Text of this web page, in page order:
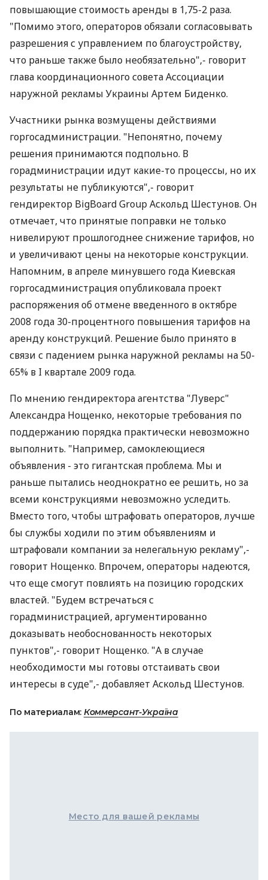
повышающие стоимость аренды в 1,75-2 раза.
"Помимо этого, операторов обязали согласовывать
разрешения с управлением по благоустройству,
что раньше также было необязательно",- говорит
глава координационного совета Ассоциации
наружной рекламы Украины Артем Биденко.
Участники рынка возмущены действиями
горгосадминистрации. "Непонятно, почему
решения принимаются подпольно. В
горадминистрации идут какие-то процессы, но их
результаты не публикуются",- говорит
гендиректор BigBoard Group Аскольд Шестунов. Он
отмечает, что принятые поправки не только
нивелируют прошлогоднее снижение тарифов, но
и увеличивают цены на некоторые конструкции.
Напомним, в апреле минувшего года Киевская
горгосадминистрация опубликовала проект
распоряжения об отмене введенного в октябре
2008 года 30-процентного повышения тарифов на
аренду конструкций. Решение было принято в
связи с падением рынка наружной рекламы на 50-
65% в I квартале 2009 года.
По мнению гендиректора агентства "Луверс"
Александра Нощенко, некоторые требования по
поддержанию порядка практически невозможно
выполнить. "Например, самоклеющиеся
объявления - это гигантская проблема. Мы и
раньше пытались неоднократно ее решить, но за
всеми конструкциями невозможно уследить.
Вместо того, чтобы штрафовать операторов, лучше
бы службы ходили по этим объявлениям и
штрафовали компании за нелегальную рекламу",-
говорит Нощенко. Впрочем, операторы надеются,
что еще смогут повлиять на позицию городских
властей. "Будем встречаться с
горадминистрацией, аргументированно
доказывать необоснованность некоторых
пунктов",- говорит Нощенко. "А в случае
необходимости мы готовы отстаивать свои
интересы в суде",- добавляет Аскольд Шестунов.
По материалам: Коммерсант-Україна
Место для вашей рекламы